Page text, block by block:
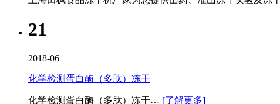
21
2018-06
化学检测蛋白酶（多肽）冻干
化学检测蛋白酶（多肽）冻干… [了解更多]